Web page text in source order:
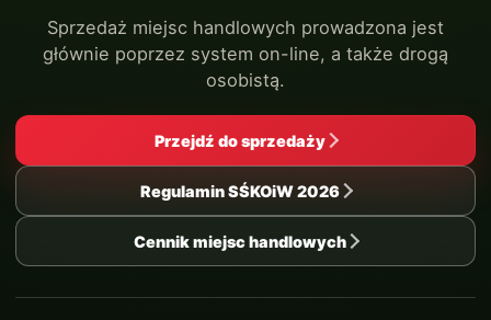
Sprzedaż miejsc handlowych prowadzona jest
głównie poprzez system on-line, a także drogą
osobistą.
Przejdź do sprzedaży
Regulamin SŚKOiW 2026
Cennik miejsc handlowych